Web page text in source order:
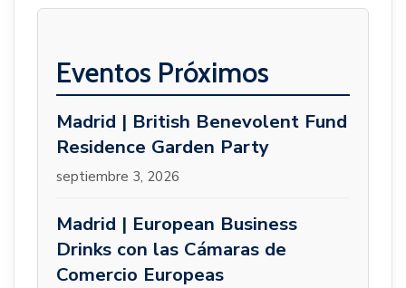
Eventos Próximos
Madrid | British Benevolent Fund
Residence Garden Party
septiembre 3, 2026
Madrid | European Business
Drinks con las Cámaras de
Comercio Europeas